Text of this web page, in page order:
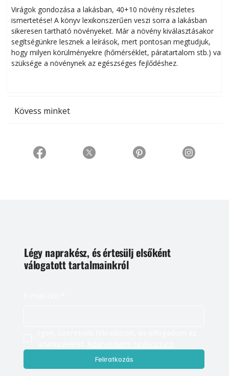
Virágok gondozása a lakásban, 40+10 növény részletes
ismertetése! A könyv lexikonszerűen veszi sorra a lakásban
sikeresen tart­ha­tó növényeket. Már a növény kiválasztásakor
segítségünkre lesznek a leírások, mert pontosan megtudjuk,
hogy milyen körülményekre (hőmérséklet, páratartalom stb.) van
szüksége a növénynek az egészséges fejlődéshez.
Kövess minket
Légy naprakész, és értesülj elsőként
válogatott tartalmainkról
Feliratkozás